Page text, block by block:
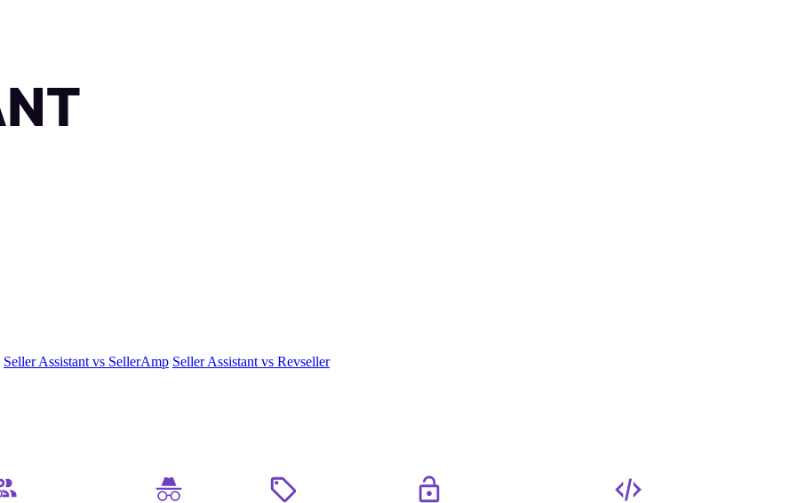
Seller Assistant vs SellerAmp Seller Assistant vs Revseller